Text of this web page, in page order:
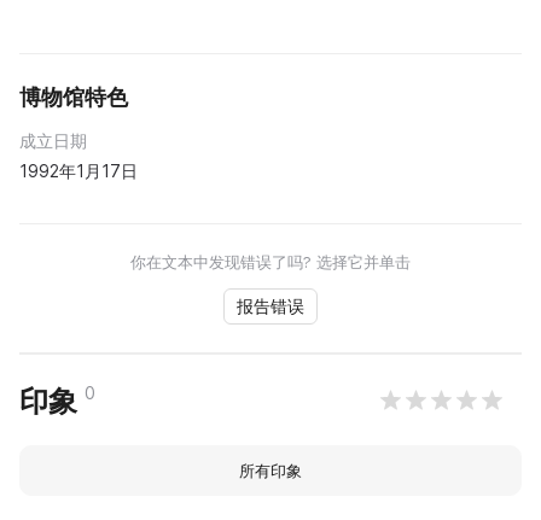
博物馆特色
成立日期
1992年1月17日
你在文本中发现错误了吗? 选择它并单击
报告错误
印象 0
所有印象